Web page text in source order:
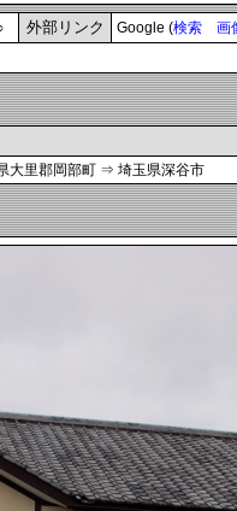
外部リンク Google (検索 画
大里郡岡部町 ⇒ 埼玉県深谷市